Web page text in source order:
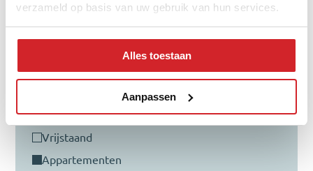
verzameld op basis van uw gebruik van hun services.
Alles toestaan
Aanpassen
tussenwoning
twee-onder-een-kap
vrijstaand
appartementen